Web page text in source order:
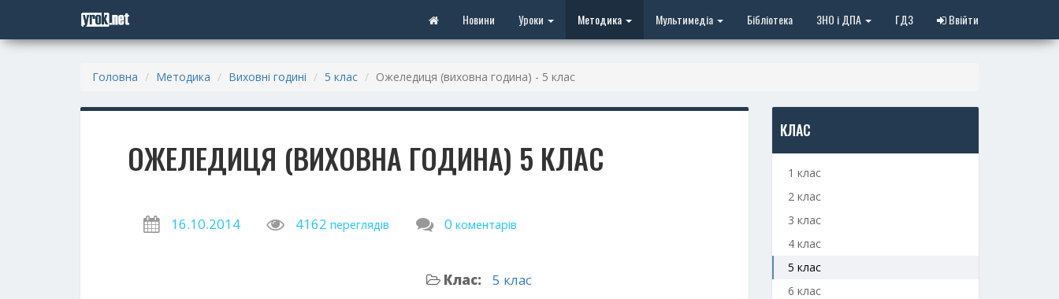
Новини Уроки Методика Мультимедіа Бібліотека ЗНО і ДПА ГДЗ Ввійти
Головна Методика Виховні годині 5 клас Ожеледиця (виховна година) - 5 клас
ОЖЕЛЕДИЦЯ (ВИХОВНА ГОДИНА) 5 КЛАС
16.10.2014 4162 переглядів 0 коментарів
Клас: 5 клас
КЛАС
1 клас
2 клас
3 клас
4 клас
5 клас
6 клас